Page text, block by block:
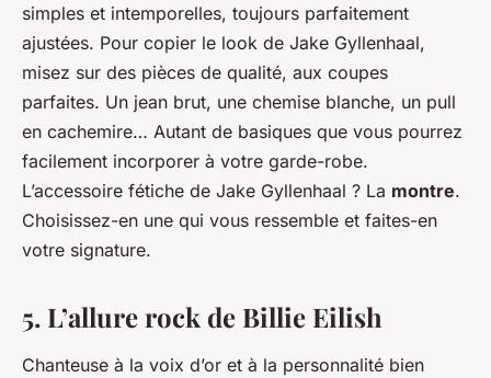
simples et intemporelles, toujours parfaitement
ajustées. Pour copier le look de Jake Gyllenhaal,
misez sur des pièces de qualité, aux coupes
parfaites. Un jean brut, une chemise blanche, un pull
en cachemire… Autant de basiques que vous pourrez
facilement incorporer à votre garde-robe.
L’accessoire fétiche de Jake Gyllenhaal ? La montre.
Choisissez-en une qui vous ressemble et faites-en
votre signature.
5. L’allure rock de Billie Eilish
Chanteuse à la voix d’or et à la personnalité bien